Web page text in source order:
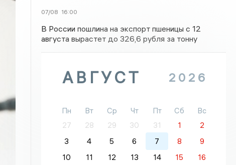
07/08 16:00
В России пошлина на экспорт пшеницы с 12
августа вырастет до 326,6 рубля за тонну
АВГУСТ 2026
Пн Вт Ср Чт Пт Сб
Вс
27
28 29 30 31 1
2
3
4 5 6 7 8
9
10
11 12 13 14 15
16